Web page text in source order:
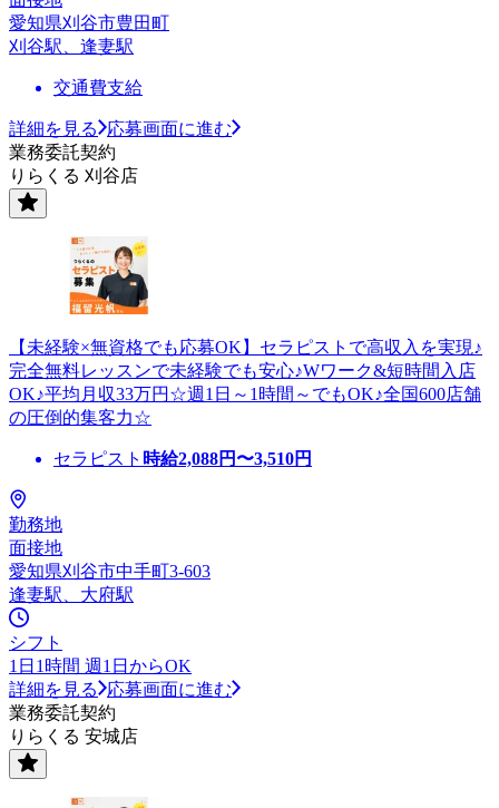
愛知県刈谷市豊田町
刈谷駅、逢妻駅
交通費支給
詳細を見る
応募画面に進む
業務委託契約
りらくる 刈谷店
【未経験×無資格でも応募OK】セラピストで高収入を実現♪
完全無料レッスンで未経験でも安心♪Wワーク&短時間入店
OK♪平均月収33万円☆週1日～1時間～でもOK♪全国600店舗
の圧倒的集客力☆
セラピスト 時給2,088円〜3,510円
勤務地
面接地
愛知県刈谷市中手町3-603
逢妻駅、大府駅
シフト
1日1時間 週1日からOK
詳細を見る
応募画面に進む
業務委託契約
りらくる 安城店